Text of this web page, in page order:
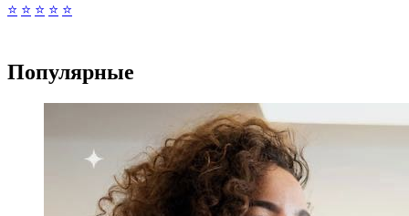
⭐ ⭐ ⭐ ⭐ ⭐
Популярные